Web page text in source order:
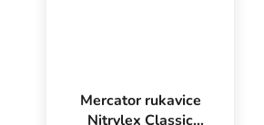
Mercator rukavice
Nitrylex Classic